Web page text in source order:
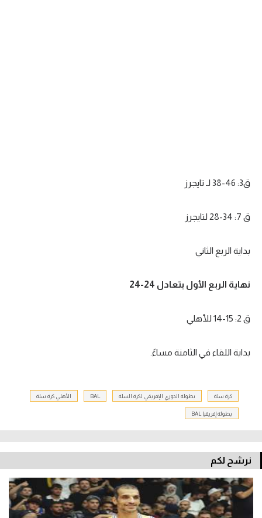
ق3: 46-38 لـ تايجرز
ق 7: 34-28 لتايجرز
بداية الربع الثاني
نهاية الربع الأول بتعادل 24-24
ق 2: 15-14 للأهلي
بداية اللقاء في الثامنة مساءً.
كرة سلة بطولة الدوري الإفريقي لكرة السلة BAL الأهلي كرة سلة
بطولة إفريقيا BAL
نرشح لكم